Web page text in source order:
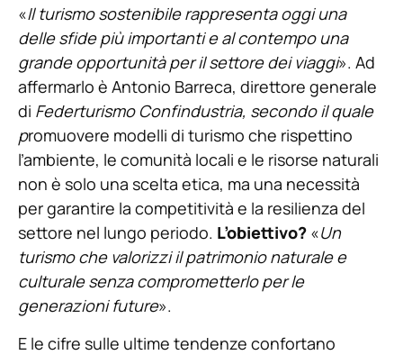
«Il turismo sostenibile rappresenta oggi una
delle sfide più importanti e al contempo una
grande opportunità per il settore dei viaggi». Ad
affermarlo è Antonio Barreca, direttore generale
di Federturismo Confindustria, secondo il quale
promuovere modelli di turismo che rispettino
l’ambiente, le comunità locali e le risorse naturali
non è solo una scelta etica, ma una necessità
per garantire la competitività e la resilienza del
settore nel lungo periodo. L’obiettivo? «Un
turismo che valorizzi il patrimonio naturale e
culturale senza comprometterlo per le
generazioni future».
E le cifre sulle ultime tendenze confortano